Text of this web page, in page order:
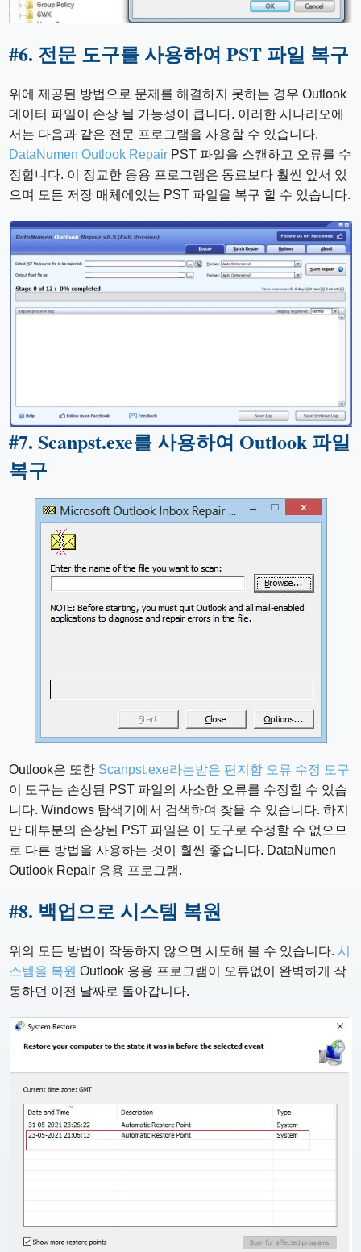
#6. 전문 도구를 사용하여 PST 파일 복구
위에 제공된 방법으로 문제를 해결하지 못하는 경우 Outlook
데이터 파일이 손상 될 가능성이 큽니다. 이러한 시나리오에
서는 다음과 같은 전문 프로그램을 사용할 수 있습니다.
DataNumen Outlook Repair PST 파일을 스캔하고 오류를 수
정합니다. 이 정교한 응용 프로그램은 동료보다 훨씬 앞서 있
으며 모든 저장 매체에있는 PST 파일을 복구 할 수 있습니다.
#7. Scanpst.exe를 사용하여 Outlook 파일
복구
Outlook은 또한 Scanpst.exe라는받은 편지함 오류 수정 도구
이 도구는 손상된 PST 파일의 사소한 오류를 수정할 수 있습
니다. Windows 탐색기에서 검색하여 찾을 수 있습니다. 하지
만 대부분의 손상된 PST 파일은 이 도구로 수정할 수 없으므
로 다른 방법을 사용하는 것이 훨씬 좋습니다. DataNumen
Outlook Repair 응용 프로그램.
#8. 백업으로 시스템 복원
위의 모든 방법이 작동하지 않으면 시도해 볼 수 있습니다.시
스템을 복원 Outlook 응용 프로그램이 오류없이 완벽하게 작
동하던 이전 날짜로 돌아갑니다.